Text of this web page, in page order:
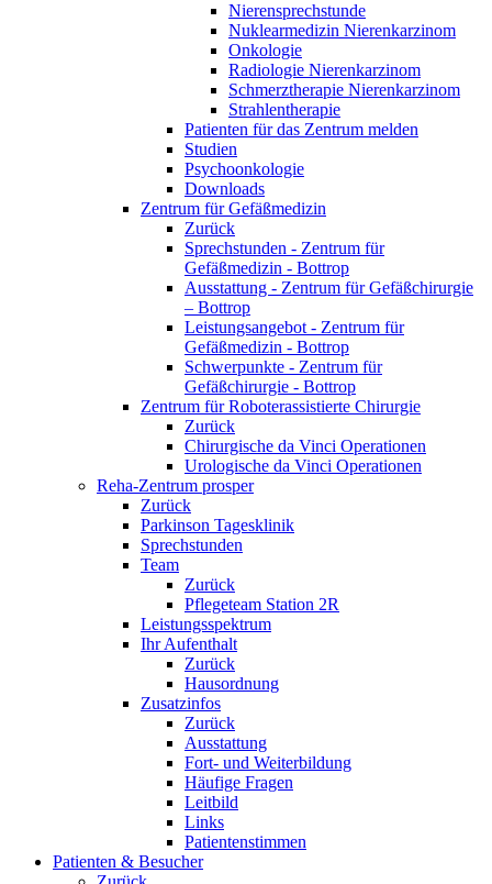
Nierensprechstunde
Nuklearmedizin Nierenkarzinom
Onkologie
Radiologie Nierenkarzinom
Schmerztherapie Nierenkarzinom
Strahlentherapie
Patienten für das Zentrum melden
Studien
Psychoonkologie
Downloads
Zentrum für Gefäßmedizin
Zurück
Sprechstunden - Zentrum für
Gefäßmedizin - Bottrop
Ausstattung - Zentrum für Gefäßchirurgie
– Bottrop
Leistungsangebot - Zentrum für
Gefäßmedizin - Bottrop
Schwerpunkte - Zentrum für
Gefäßchirurgie - Bottrop
Zentrum für Roboterassistierte Chirurgie
Zurück
Chirurgische da Vinci Operationen
Urologische da Vinci Operationen
Reha-Zentrum prosper
Zurück
Parkinson Tagesklinik
Sprechstunden
Team
Zurück
Pflegeteam Station 2R
Leistungsspektrum
Ihr Aufenthalt
Zurück
Hausordnung
Zusatzinfos
Zurück
Ausstattung
Fort- und Weiterbildung
Häufige Fragen
Leitbild
Links
Patientenstimmen
Patienten & Besucher